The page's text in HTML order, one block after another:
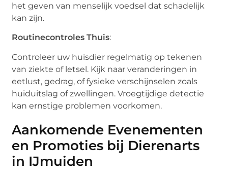
het geven van menselijk voedsel dat schadelijk
kan zijn.
Routinecontroles Thuis:
Controleer uw huisdier regelmatig op tekenen
van ziekte of letsel. Kijk naar veranderingen in
eetlust, gedrag, of fysieke verschijnselen zoals
huiduitslag of zwellingen. Vroegtijdige detectie
kan ernstige problemen voorkomen.
Aankomende Evenementen
en Promoties bij Dierenarts
in IJmuiden